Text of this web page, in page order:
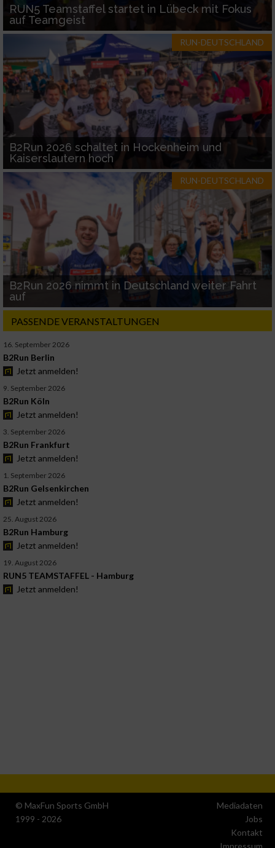
RUN5 Teamstaffel startet in Lübeck mit Fokus
auf Teamgeist
RUN-DEUTSCHLAND
B2Run 2026 schaltet in Hockenheim und
Kaiserslautern hoch
RUN-DEUTSCHLAND
B2Run 2026 nimmt in Deutschland weiter Fahrt
auf
PASSENDE VERANSTALTUNGEN
16. September 2026
B2Run Berlin
Jetzt anmelden!
9. September 2026
B2Run Köln
Jetzt anmelden!
3. September 2026
B2Run Frankfurt
Jetzt anmelden!
1. September 2026
B2Run Gelsenkirchen
Jetzt anmelden!
25. August 2026
B2Run Hamburg
Jetzt anmelden!
19. August 2026
RUN5 TEAMSTAFFEL - Hamburg
Jetzt anmelden!
© MaxFun Sports GmbH
1999 - 2026
Mediadaten
Jobs
Kontakt